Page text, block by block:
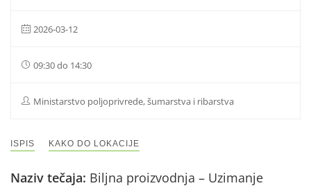
2026-03-12
09:30 do 14:30
Ministarstvo poljoprivrede, šumarstva i ribarstva
ISPIS KAKO DO LOKACIJE
Naziv tečaja: Biljna proizvodnja – Uzimanje